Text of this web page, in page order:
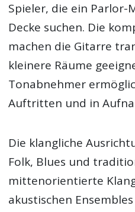
Spieler, die ein Parlor-
Decke suchen. Die
machen die Gitarre
kleinere Räume
Tonabnehmer
Auftritten und in
Die klangliche
Folk, Blues und
mittenorientierte
akustischen